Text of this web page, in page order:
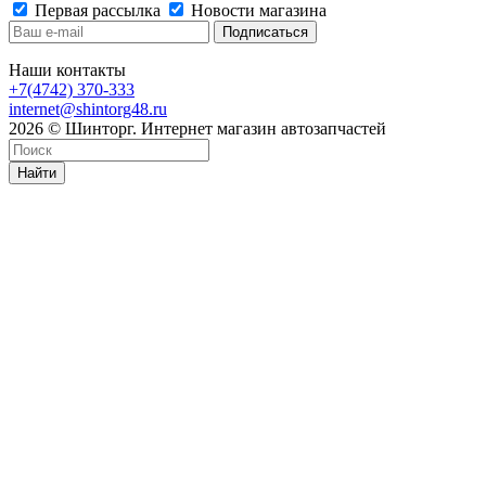
Первая рассылка
Новости магазина
Наши контакты
+7(4742) 370-333
internet@shintorg48.ru
2026 © Шинторг. Интернет магазин автозапчастей
Найти